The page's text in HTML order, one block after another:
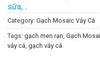
sữa,…
Category: Gạch Mosaic Vảy Cá
Tags: gạch men rạn, Gạch
vảy cá, gạch vảy cá